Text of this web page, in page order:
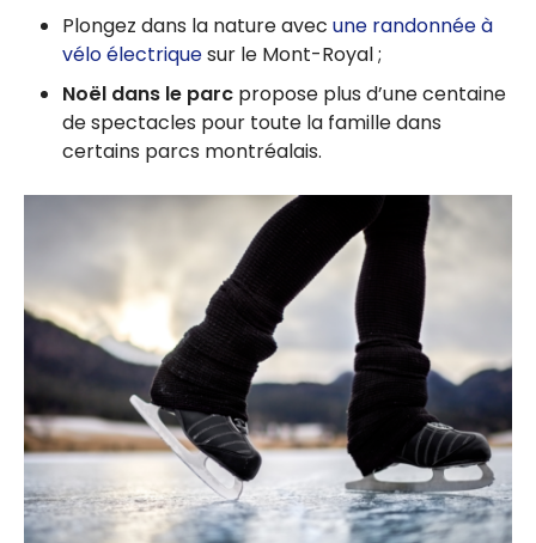
Plongez dans la nature avec une randonnée à
vélo électriquesur le Mont-Royal ;
Noël dans le parc propose plus d’une centaine
de spectacles pour toute la famille dans
certains parcs montréalais.